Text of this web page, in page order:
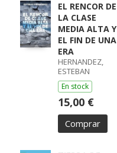
EL RENCOR DE
LA CLASE
MEDIA ALTA Y
EL FIN DE UNA
ERA
HERNANDEZ,
ESTEBAN
En stock
15,00 €
Comprar